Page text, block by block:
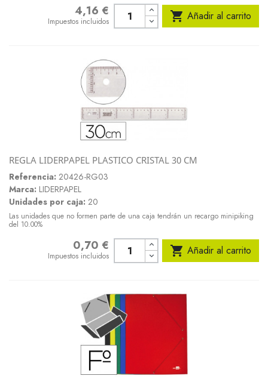
4,16 €
Impuestos incluidos  Añadir al carrito
REGLA LIDERPAPEL PLASTICO CRISTAL 30 CM
Referencia: 20426-RG03
Marca: LIDERPAPEL
Unidades por caja: 20
Las unidades que no formen parte de una caja tendrán un recargo minipiking
del 10.00%
0,70 €
Impuestos incluidos  Añadir al carrito